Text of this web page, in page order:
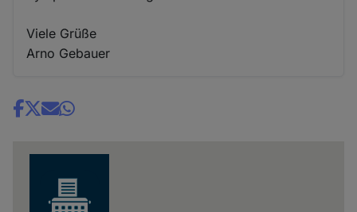
Viele Grüße
Arno Gebauer
Share